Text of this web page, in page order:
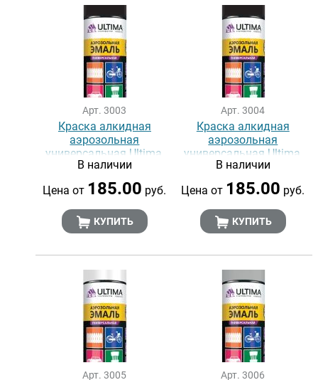
Арт. 3003
Краска алкидная
аэрозольная
универсальная Ultima,
ЧЁРНЫЙ ГЛЯНЦЕВЫЙ
RAL 9005, 520 мл
В наличии
Цена от 185.00 руб.
КУПИТЬ
Арт. 3004
Краска алкидная
аэрозольная
универсальная Ultima,
ЧЁРНЫЙ МАТОВЫЙ RAL
9005, 520 мл
В наличии
Цена от 185.00 руб.
КУПИТЬ
Арт. 3005 Арт. 3006